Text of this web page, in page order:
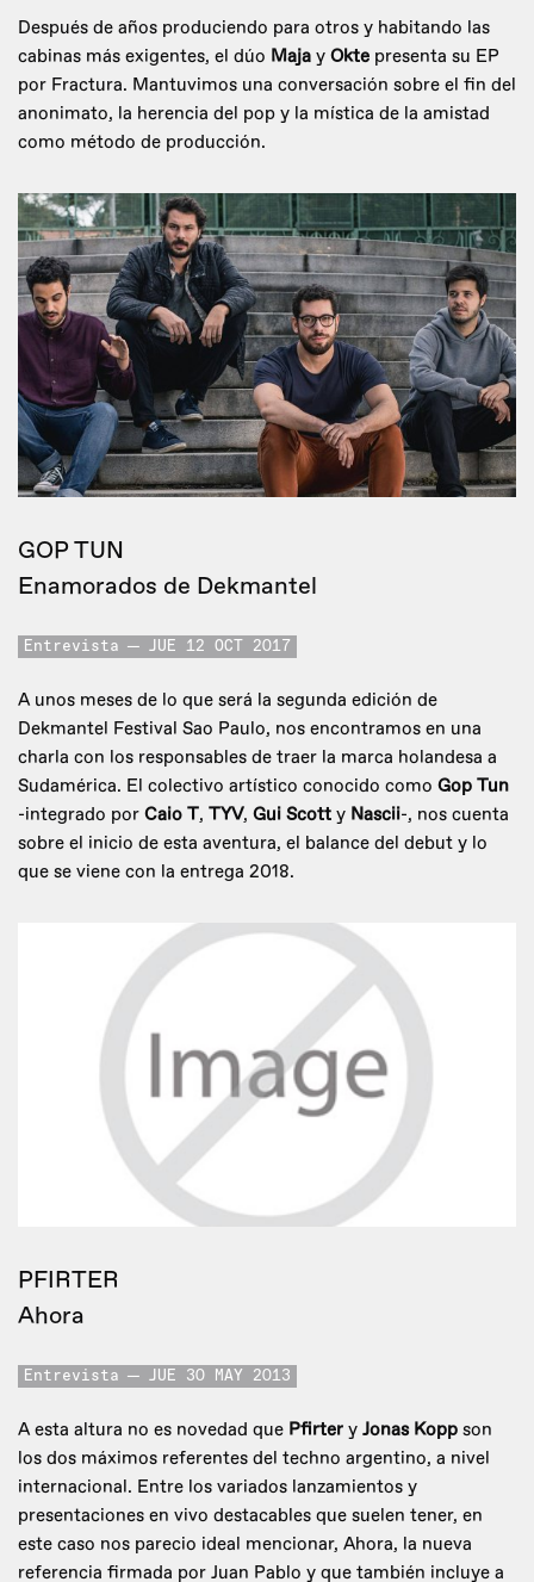
Después de años produciendo para otros y habitando las
cabinas más exigentes, el dúo Maja y Okte presenta su EP
por Fractura. Mantuvimos una conversación sobre el fin del
anonimato, la herencia del pop y la mística de la amistad
como método de producción.
GOP TUN
Enamorados de Dekmantel
Entrevista JUE 12 OCT 2017
A unos meses de lo que será la segunda edición de
Dekmantel Festival Sao Paulo, nos encontramos en una
charla con los responsables de traer la marca holandesa a
Sudamérica. El colectivo artístico conocido como Gop Tun
-integrado por Caio T, TYV, Gui Scott y Nascii-, nos cuenta
sobre el inicio de esta aventura, el balance del debut y lo
que se viene con la entrega 2018.
PFIRTER
Ahora
Entrevista JUE 30 MAY 2013
A esta altura no es novedad que Pfirter y Jonas Kopp son
los dos máximos referentes del techno argentino, a nivel
internacional. Entre los variados lanzamientos y
presentaciones en vivo destacables que suelen tener, en
este caso nos parecio ideal mencionar, Ahora, la nueva
referencia firmada por Juan Pablo y que también incluye a